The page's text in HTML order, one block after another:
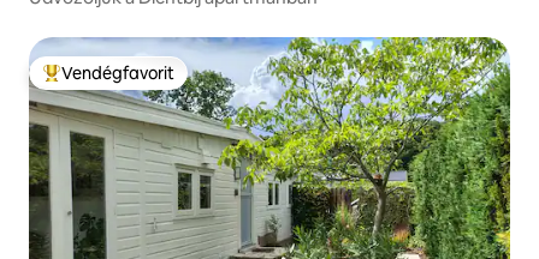
Kiemelt vendégfavorit
Vendégfavorit